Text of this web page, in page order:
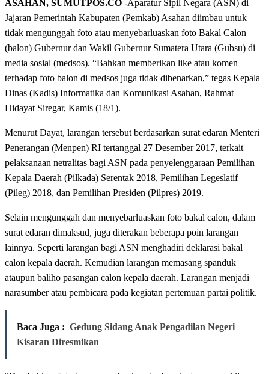
ASAHAN, SUMUTPOS.CO -Aparatur Sipil Negara (ASN) di
Jajaran Pemerintah Kabupaten (Pemkab) Asahan diimbau untuk
tidak mengunggah foto atau menyebarluaskan foto Bakal Calon
(balon) Gubernur dan Wakil Gubernur Sumatera Utara (Gubsu) di
media sosial (medsos). “Bahkan memberikan like atau komen
terhadap foto balon di medsos juga tidak dibenarkan,” tegas Kepala
Dinas (Kadis) Informatika dan Komunikasi Asahan, Rahmat
Hidayat Siregar, Kamis (18/1).
Menurut Dayat, larangan tersebut berdasarkan surat edaran Menteri
Penerangan (Menpen) RI tertanggal 27 Desember 2017, terkait
pelaksanaan netralitas bagi ASN pada penyelenggaraan Pemilihan
Kepala Daerah (Pilkada) Serentak 2018, Pemilihan Legeslatif
(Pileg) 2018, dan Pemilihan Presiden (Pilpres) 2019.
Selain mengunggah dan menyebarluaskan foto bakal calon, dalam
surat edaran dimaksud, juga diterakan beberapa poin larangan
lainnya. Seperti larangan bagi ASN menghadiri deklarasi bakal
calon kepala daerah. Kemudian larangan memasang spanduk
ataupun baliho pasangan calon kepala daerah. Larangan menjadi
narasumber atau pembicara pada kegiatan pertemuan partai politik.
Baca Juga : Gedung Sidang Anak Pengadilan Negeri
Kisaran Diresmikan